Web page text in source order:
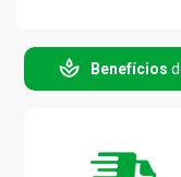
Benefícios